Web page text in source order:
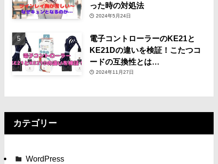
った時の対処法
2024年5月24日
電子コントローラーのKE21と
KE21Dの違いを検証！こたつコ
ードの互換性とは…
2024年11月27日
カテゴリー
WordPress